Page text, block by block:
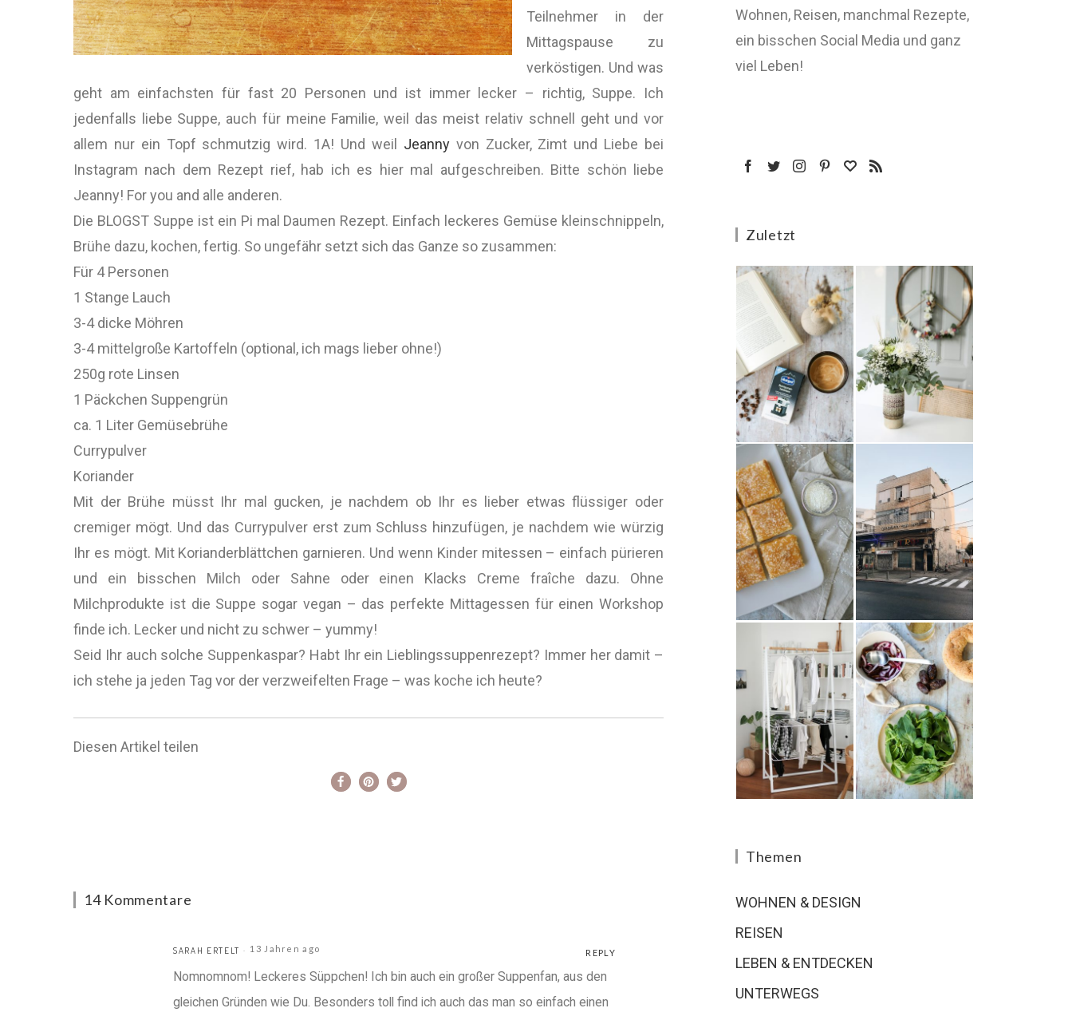
Teilnehmer in der
Mittagspause zu
verköstigen. Und was
geht am einfachsten für fast 20 Personen und ist immer lecker – richtig, Suppe. Ich
jedenfalls liebe Suppe, auch für meine Familie, weil das meist relativ schnell geht und vor
allem nur ein Topf schmutzig wird. 1A! Und weil Jeannyvon Zucker, Zimt und Liebe bei
Instagram nach dem Rezept rief, hab ich es hier mal aufgeschreiben. Bitte schön liebe
Jeanny! For you and alle anderen.
Die BLOGST Suppe ist ein Pi mal Daumen Rezept. Einfach leckeres Gemüse kleinschnippeln,
Brühe dazu, kochen, fertig. So ungefähr setzt sich das Ganze so zusammen:
Für 4 Personen
1 Stange Lauch
3-4 dicke Möhren
3-4 mittelgroße Kartoffeln (optional, ich mags lieber ohne!)
250g rote Linsen
1 Päckchen Suppengrün
ca. 1 Liter Gemüsebrühe
Currypulver
Koriander
Mit der Brühe müsst Ihr mal gucken, je nachdem ob Ihr es lieber etwas flüssiger oder
cremiger mögt. Und das Currypulver erst zum Schluss hinzufügen, je nachdem wie würzig
Ihr es mögt. Mit Korianderblättchen garnieren. Und wenn Kinder mitessen – einfach pürieren
und ein bisschen Milch oder Sahne oder einen Klacks Creme fraîche dazu. Ohne
Milchprodukte ist die Suppe sogar vegan – das perfekte Mittagessen für einen Workshop
finde ich. Lecker und nicht zu schwer – yummy!
Seid Ihr auch solche Suppenkaspar? Habt Ihr ein Lieblingssuppenrezept? Immer her damit –
ich stehe ja jeden Tag vor der verzweifelten Frage – was koche ich heute?
Diesen Artikel teilen
14 Kommentare
SARAH ERTELT 13 Jahren ago REPLY
Nomnomnom! Leckeres Süppchen! Ich bin auch ein großer Suppenfan, aus den
gleichen Gründen wie Du. Besonders toll find ich auch das man so einfach einen
Wohnen, Reisen, manchmal Rezepte,
ein bisschen Social Media und ganz
viel Leben!
Zuletzt
Themen
WOHNEN & DESIGN
REISEN
LEBEN & ENTDECKEN
UNTERWEGS